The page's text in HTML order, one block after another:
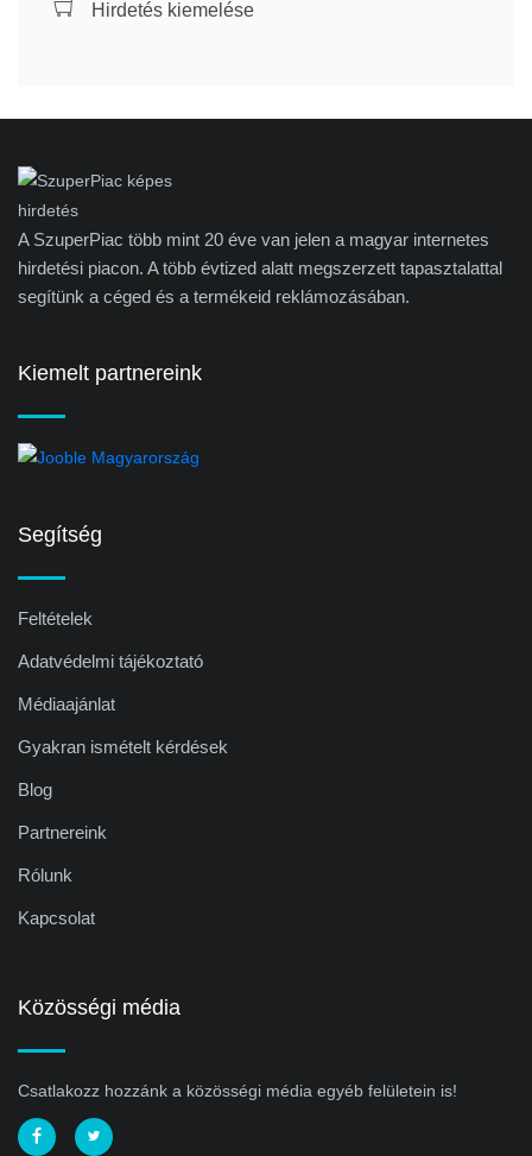
Hirdetés kiemelése
A SzuperPiac több mint 20 éve van jelen a magyar internetes
hirdetési piacon. A több évtized alatt megszerzett tapasztalattal
segítünk a céged és a termékeid reklámozásában.
Kiemelt partnereink
Segítség
Feltételek
Adatvédelmi tájékoztató
Médiaajánlat
Gyakran ismételt kérdések
Blog
Partnereink
Rólunk
Kapcsolat
Közösségi média
Csatlakozz hozzánk a közösségi média egyéb felületein is!